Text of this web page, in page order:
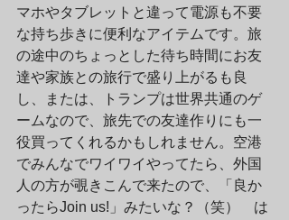
マホやタブレットと違って電源も不要
な持ち歩きに便利なアイテムです。旅
の途中のちょっとした待ち時間にお友
達や家族との旅行で盛り上がるも良
し、または、トランプは世界共通のゲ
ームなので、旅先での友達作りにも一
役買ってくれるかもしれません。空港
でみんなでワイワイやってたら、外国
人の方が覗きこんで来たので、「良か
ったらJoin us!」みたいな？（笑）　は